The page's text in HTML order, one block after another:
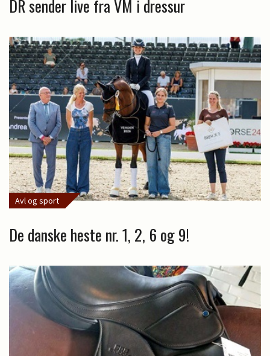
DR sender live fra VM i dressur
Avl og sport
De danske heste nr. 1, 2, 6 og 9!